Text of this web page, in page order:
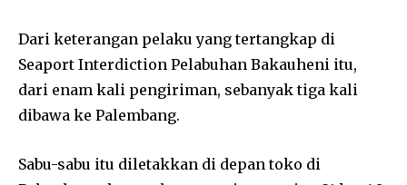
Dari keterangan pelaku yang tertangkap di
Seaport Interdiction Pelabuhan Bakauheni itu,
dari enam kali pengiriman, sebanyak tiga kali
dibawa ke Palembang.
Sabu-sabu itu diletakkan di depan toko di